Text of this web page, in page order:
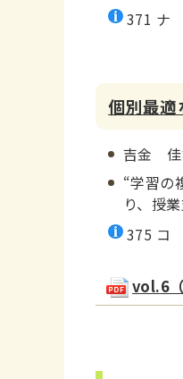
371 ナ
個別最
吉金 佳
“学習の
り、授
375 コ
vol.6